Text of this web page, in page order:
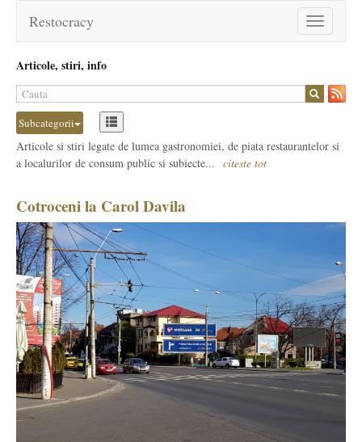
Toggle
navigation
Restocracy
Articole, stiri, info
Subcategorii
Articole si stiri legate de lumea gastronomiei, de piata restaurantelor si
a localurilor de consum public si subiecte... citeste tot
Cotroceni la Carol Davila